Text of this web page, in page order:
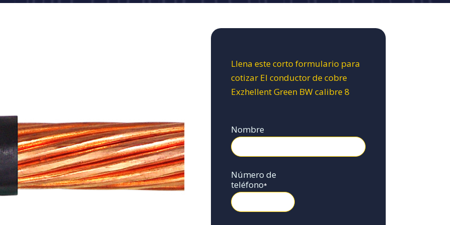
Llena este corto formulario para
cotizar El conductor de cobre
Exzhellent Green BW calibre 8
Nombre
Número de
teléfono*